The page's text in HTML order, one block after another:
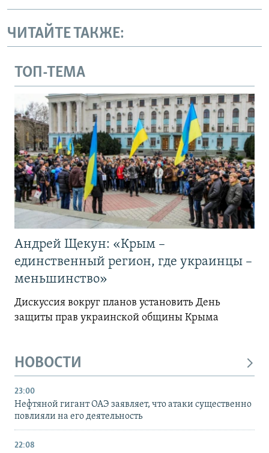
ЧИТАЙТЕ ТАКЖЕ:
ТОП-ТЕМА
Андрей Щекун: «Крым –
единственный регион, где украинцы –
меньшинство»
Дискуссия вокруг планов установить День
защиты прав украинской общины Крыма
НОВОСТИ
23:00
Нефтяной гигант ОАЭ заявляет, что атаки существенно
повлияли на его деятельность
22:08